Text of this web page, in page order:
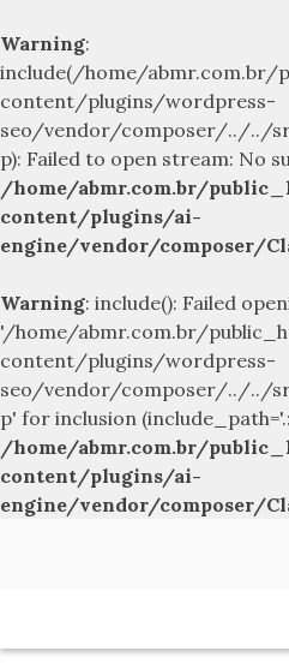
Warning:
include(/home/
content/plugins/wordpress-
seo/vendor/composer/../../
p): Failed to open stream: No
/home/abmr.com.br/
content/plugins/ai-
engine/vendor/composer/
Warning: include(): Failed
'/home/abmr.com.br/
content/plugins/wordpress-
seo/vendor/composer/../../
p' for inclusion
/home/abmr.com.br/
content/plugins/ai-
engine/vendor/composer/